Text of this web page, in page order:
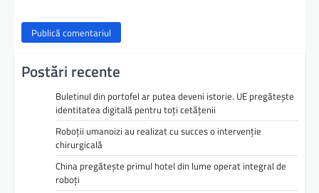
Postări recente
Buletinul din portofel ar putea deveni istorie. UE pregătește
identitatea digitală pentru toți cetățenii
Roboții umanoizi au realizat cu succes o intervenție
chirurgicală
China pregătește primul hotel din lume operat integral de
roboți